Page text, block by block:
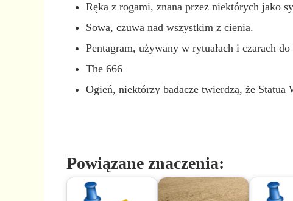
Ręka z rogami, znana przez niektórych jako
Sowa, czuwa nad wszystkim z cienia.
Pentagram, używany w rytuałach i czarach
The 666
Ogień, niektórzy badacze twierdzą, że
Powiązane znaczenia: